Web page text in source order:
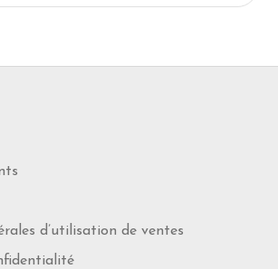
d’utilisation de ventes